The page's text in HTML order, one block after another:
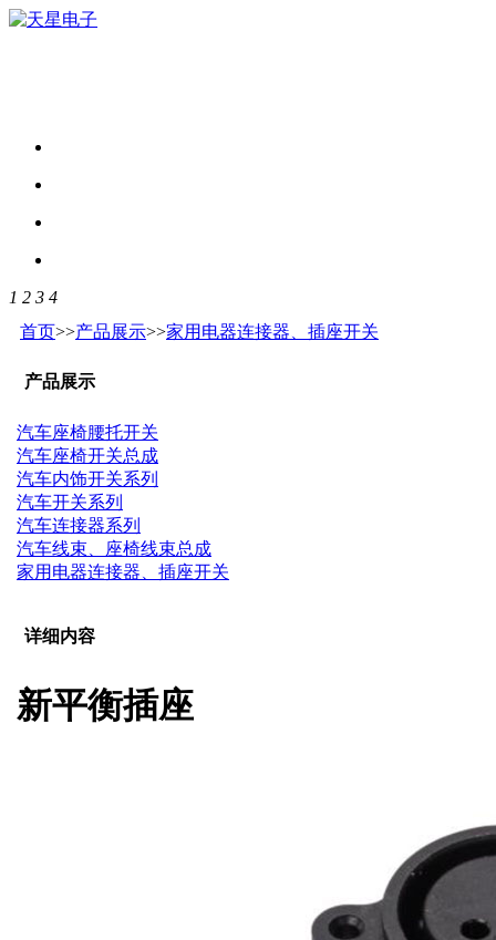
1 2 3 4
首页>>产品展示>>家用电器连接器、插座开关
产品展示
汽车座椅腰托开关
汽车座椅开关总成
汽车内饰开关系列
汽车开关系列
汽车连接器系列
汽车线束、座椅线束总成
家用电器连接器、插座开关
详细内容
新平衡插座